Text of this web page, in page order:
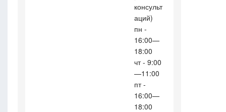
консульт
аций)
пн -
16:00—
18:00
чт - 9:00
—11:00
пт -
16:00—
18:00